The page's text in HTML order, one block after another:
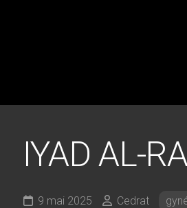
IYAD AL-
9 mai 2025 Cedrat